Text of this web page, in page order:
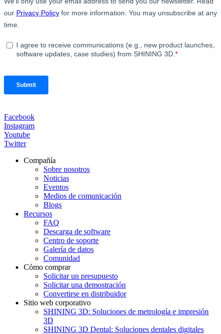
Facebook
Instagram
Youtube
Twitter
Compañía
Sobre nosotros
Noticias
Eventos
Medios de comunicación
Blogs
Recursos
FAQ
Descarga de software
Centro de soporte
Galería de datos
Comunidad
Cómo comprar
Solicitar un presupuesto
Solicitar una demostración
Convertirse en distribuidor
Sitio web corporativo
SHINING 3D: Soluciones de metrología e impresión
3D
SHINING 3D Dental: Soluciones dentales digitales